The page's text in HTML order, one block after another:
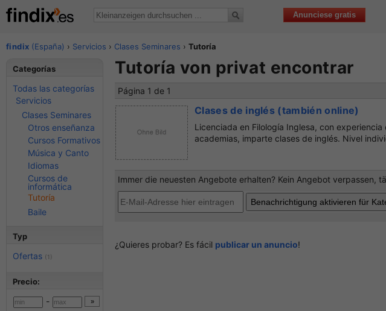
Anunciese gratis
findix (España) › Servicios › Clases Seminares ›Tutoría
Tutoría von privat encontrar
Página 1 de 1
Clases de inglés (también online)
Licenciada en Filología Inglesa, con experiencia
academias, imparte clases de inglés. Nivel
Immer die neuesten Angebote erhalten? Kein Angebot verpassen,
¿Quieres probar? Es fácil publicar un anuncio!
Categorías
Todas las categorías
Servicios
Clases Seminares
Otros enseñanza
Cursos Formativos
Música y Canto
Idiomas
Cursos de
informática
Tutoría
Baile
Typ
Ofertas (1)
Precio:
-